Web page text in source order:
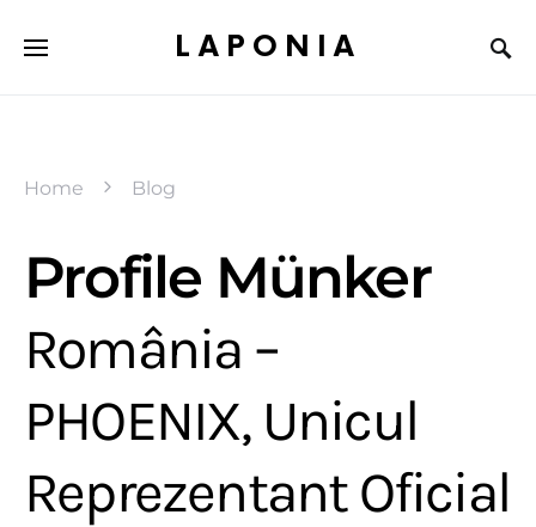
LAPONIA
Home Blog
Profile Münker
România –
PHOENIX, Unicul
Reprezentant Oficial